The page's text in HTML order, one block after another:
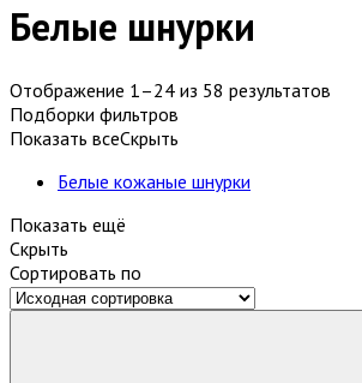
Белые шнурки
Отображение 1–24 из 58 результатов
Подборки фильтров
Показать всеСкрыть
Белые кожаные шнурки
Показать ещё
Скрыть
Сортировать по